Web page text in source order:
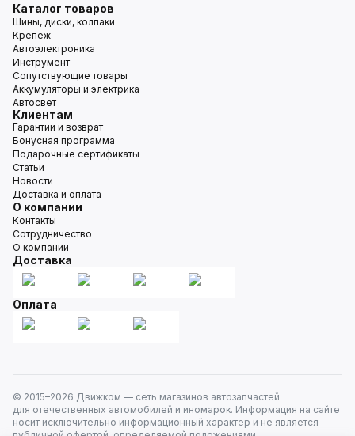
Каталог товаров
Шины, диски, колпаки
Крепёж
Автоэлектроника
Инструмент
Сопутствующие товары
Аккумуляторы и электрика
Автосвет
Клиентам
Гарантии и возврат
Бонусная программа
Подарочные сертификаты
Статьи
Новости
Доставка и оплата
О компании
Контакты
Сотрудничество
О компании
Доставка
Оплата
© 2015–2026 Движком — сеть магазинов автозапчастей
для отечественных автомобилей и иномарок. Информация на сайте
носит исключительно информационный характер и не является